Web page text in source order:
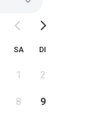
SA DI
1 2
8 9